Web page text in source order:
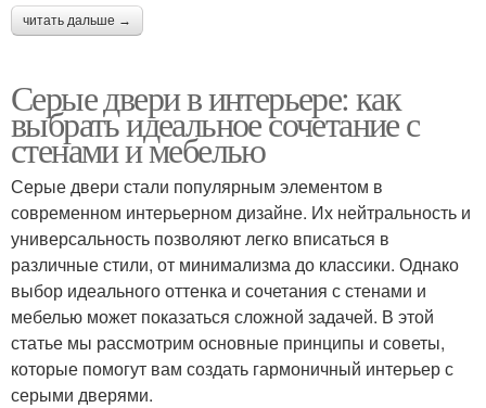
читать дальше →
Серые двери в интерьере: как
выбрать идеальное сочетание с
стенами и мебелью
Серые двери стали популярным элементом в
современном интерьерном дизайне. Их нейтральность и
универсальность позволяют легко вписаться в
различные стили, от минимализма до классики. Однако
выбор идеального оттенка и сочетания с стенами и
мебелью может показаться сложной задачей. В этой
статье мы рассмотрим основные принципы и советы,
которые помогут вам создать гармоничный интерьер с
серыми дверями.